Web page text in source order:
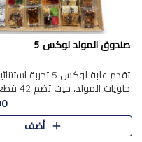
صندوق المولد لوكس 5
تقدم علبة لوكس 5
حلويات
تشكيلة فاخرة تجمع بين أشهر
التقليدية وأصناف مميزة مختارة
أضف